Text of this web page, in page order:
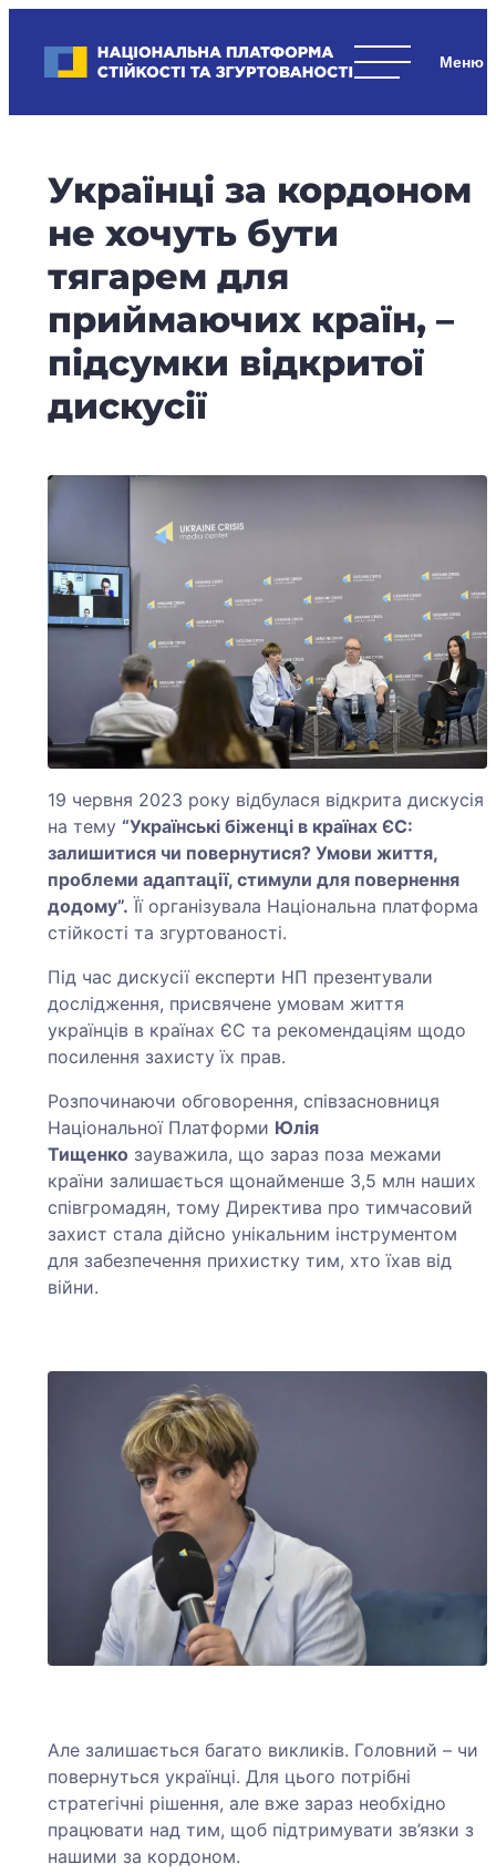
content
Національна платформа стійкості та згуртованості
стратегічні
стійкість
держави
та
суспільства,
згуртованість
та
єдність.
Українці за кордоном
не хочуть бути
тягарем для
приймаючих країн, –
підсумки відкритої
дискусії
19 червня 2023 року відбулася відкрита дискусія
на тему “Українські біженці в країнах ЄС:
залишитися чи повернутися? Умови життя,
проблеми адаптації, стимули для повернення
додому”. Її організувала Національна платформа
стійкості та згуртованості.
Під час дискусії експерти НП презентували
дослідження, присвячене умовам життя
українців в країнах ЄС та рекомендаціям щодо
посилення захисту їх прав.
Розпочинаючи обговорення, співзасновниця
Національної Платформи Юлія
Тищенко зауважила, що зараз поза межами
країни залишається щонайменше 3,5 млн наших
співгромадян, тому Директива про тимчасовий
захист стала дійсно унікальним інструментом
для забезпечення прихистку тим, хто їхав від
війни.
Але залишається багато викликів. Головний – чи
повернуться українці. Для цього потрібні
стратегічні рішення, але вже зараз необхідно
працювати над тим, щоб підтримувати зв’язки з
нашими за кордоном.